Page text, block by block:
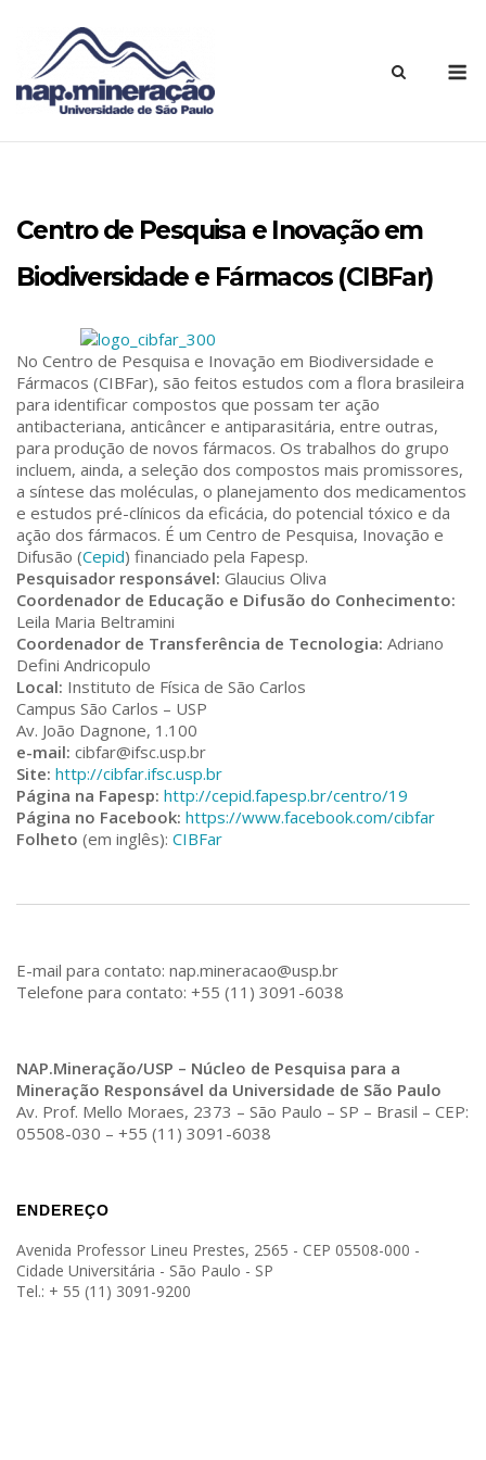
Centro de Pesquisa e Inovação em
Biodiversidade e Fármacos (CIBFar)
No Centro de Pesquisa e Inovação em Biodiversidade e
Fármacos (CIBFar), são feitos estudos com a flora brasileira
para identificar compostos que possam ter ação
antibacteriana, anticâncer e antiparasitária, entre outras,
para produção de novos fármacos. Os trabalhos do grupo
incluem, ainda, a seleção dos compostos mais promissores,
a síntese das moléculas, o planejamento dos medicamentos
e estudos pré-clínicos da eficácia, do potencial tóxico e da
ação dos fármacos. É um Centro de Pesquisa, Inovação e
Difusão (Cepid) financiado pela Fapesp.
Pesquisador responsável: Glaucius Oliva
Coordenador de Educação e Difusão do Conhecimento:
Leila Maria Beltramini
Coordenador de Transferência de Tecnologia: Adriano
Defini Andricopulo
Local: Instituto de Física de São Carlos
Campus São Carlos – USP
Av. João Dagnone, 1.100
e-mail: cibfar@ifsc.usp.br
Site: http://cibfar.ifsc.usp.br
Página na Fapesp: http://cepid.fapesp.br/centro/19
Página no Facebook: https://www.facebook.com/cibfar
Folheto (em inglês): CIBFar
E-mail para contato: nap.mineracao@usp.br
Telefone para contato: +55 (11) 3091-6038
NAP.Mineração/USP – Núcleo de Pesquisa para a
Mineração Responsável da Universidade de São Paulo
Av. Prof. Mello Moraes, 2373 – São Paulo – SP – Brasil – CEP:
05508-030 – +55 (11) 3091-6038
ENDEREÇO
Avenida Professor Lineu Prestes, 2565 - CEP 05508-000 -
Cidade Universitária - São Paulo - SP
Tel.: + 55 (11) 3091-9200